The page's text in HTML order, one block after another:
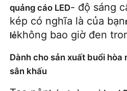
quảng cáo LED- độ sáng
kép có nghĩa là của bạn
lẻkhông bao giờ đen
Dành cho sản xuất buổi hòa
sân khấu